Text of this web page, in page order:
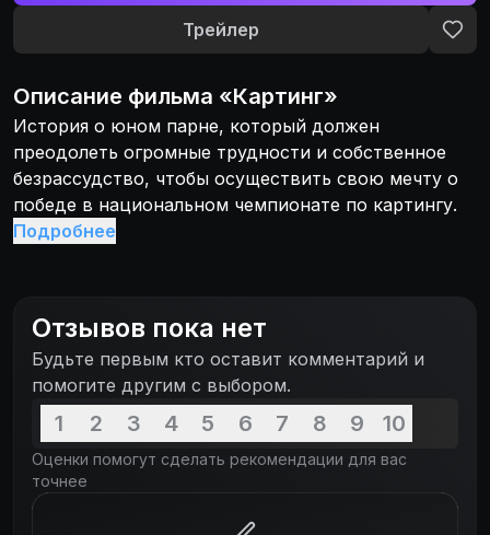
Трейлер
Описание фильма «Картинг»
История о юном парне, который должен
преодолеть огромные трудности и собственное
безрассудство, чтобы осуществить свою мечту о
победе в национальном чемпионате по картингу.
Подробнее
Отзывов пока нет
Будьте первым кто оставит комментарий и
помогите другим с выбором.
1 2 3 4 5 6 7 8 9 10
Оценки помогут сделать рекомендации для вас
точнее